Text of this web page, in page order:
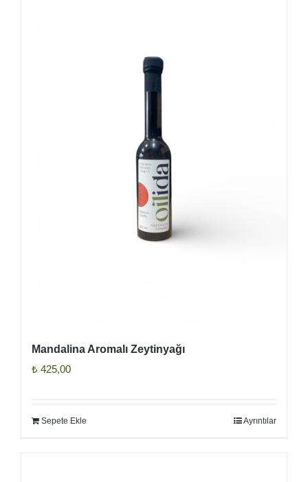
Mandalina Aromalı Zeytinyağı
₺ 425,00
Sepete Ekle Ayrıntılar